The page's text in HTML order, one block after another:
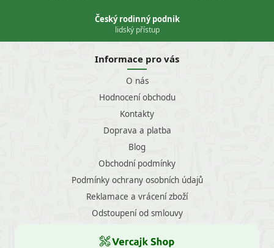
Český rodinný podnik
lidský přístup
Informace pro vás
O nás
Hodnocení obchodu
Kontakty
Doprava a platba
Blog
Obchodní podmínky
Podmínky ochrany osobních údajů
Reklamace a vrácení zboží
Odstoupení od smlouvy